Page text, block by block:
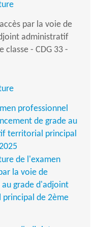
par la voie de
administratif
- CDG 33 -
professionnel
de grade au
territorial principal
de l'examen
la voie de
au grade d'adjoint
de 2ème